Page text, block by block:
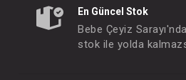
En Güncel Stok
Bebe Çeyiz
stok ile yolda